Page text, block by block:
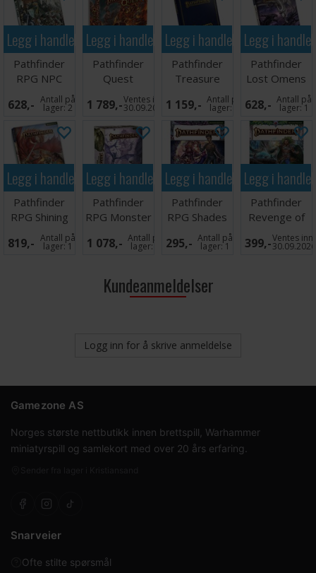
Legg i handlekurven
Pathfinder
RPG NPC
Core
628,- Antall på
lager:2
Legg i handlekurven
Pathfinder
Quest
Brettspill
1 789,-Ventes inn
30.09.2026
Legg i handlekurven
Pathfinder
Treasure
Vault
Remastered
SE
1 159,- Antall på
lager:
Legg i
Pathfinder
Lost Omens
Draconic
Codex
628,- Antall på
lager:1
Legg i handlekurven
Pathfinder
RPG Shining
Kingdoms
819,- Antall på
lager:1
Legg i handlekurven
Pathfinder
RPG Monster
Core 2 Pawn
Box
1 078,- Antall på
lager:
Legg i handlekurven
Pathfinder
RPG Shades
of Blood Vol 3
295,- Antall på
lager:1
Legg i
Pathfinder
Revenge of
the Runelords
Vol3
399,-Ventes inn
30.09.2026
Kundeanmeldelser
Logg inn for å skrive anmeldelse
Gamezone AS
Norges største nettbutikk innen brettspill, Warhammer
miniatyrspill og samlekort med over 20 års erfaring.
Snarveier
Ofte stilte spørsmål